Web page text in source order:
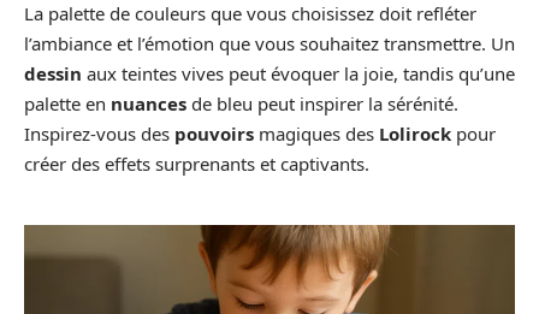
La palette de couleurs que vous choisissez doit refléter
l’ambiance et l’émotion que vous souhaitez transmettre. Un
dessin aux teintes vives peut évoquer la joie, tandis qu’une
palette en nuances de bleu peut inspirer la sérénité.
Inspirez-vous des pouvoirs magiques des Lolirock pour
créer des effets surprenants et captivants.